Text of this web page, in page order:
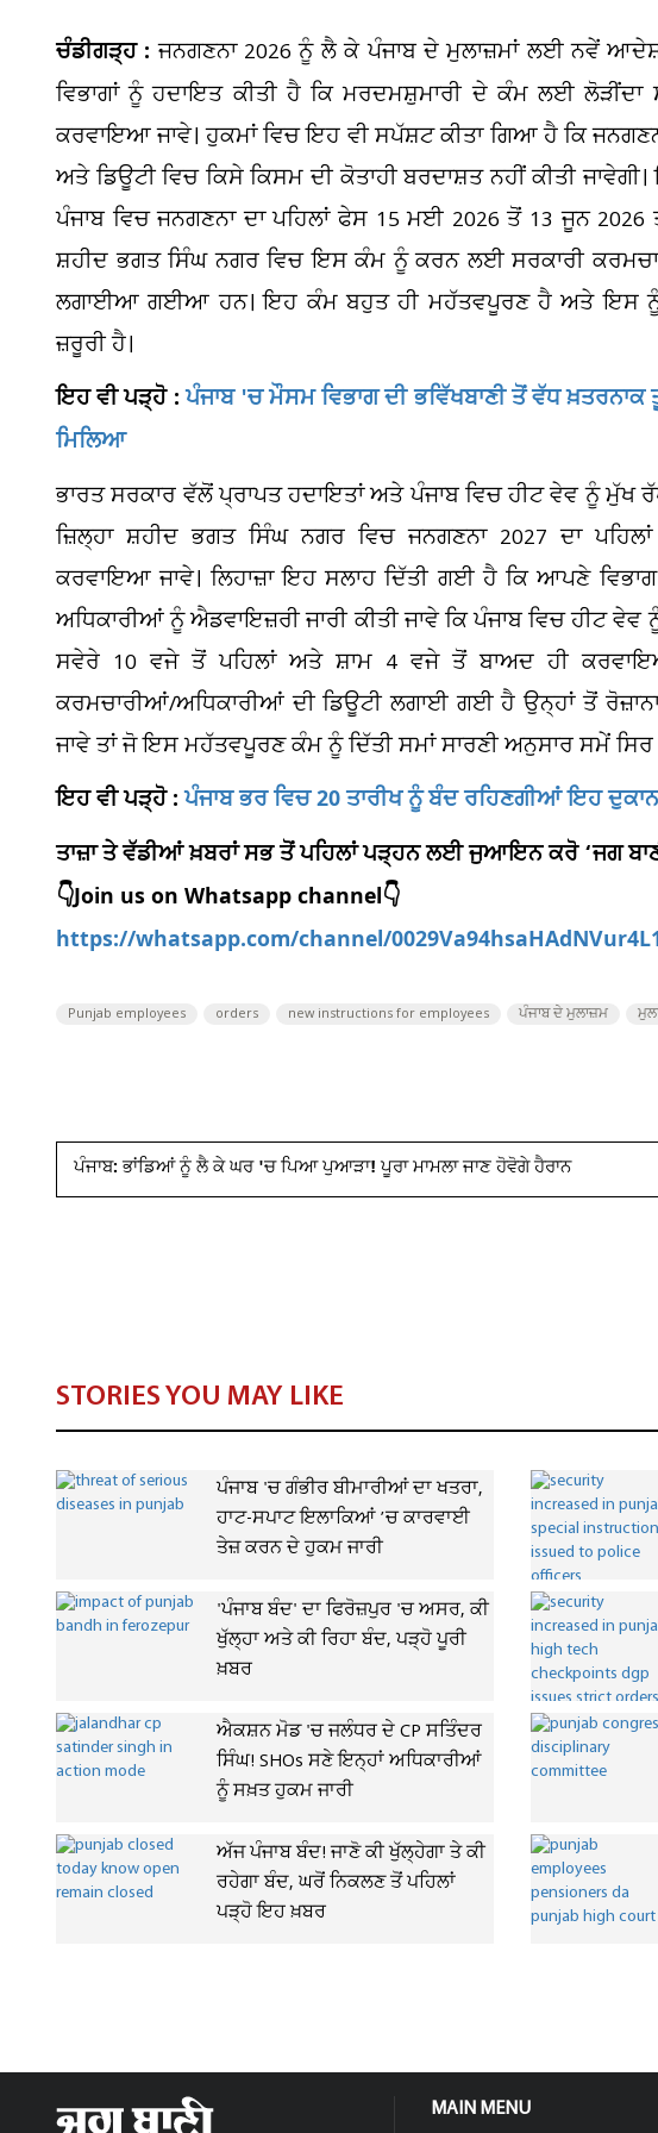
ਚੰਡੀਗੜ੍ਹ : ਜਨਗਣਨਾ 2026 ਨੂੰ ਲੈ ਕੇ ਪੰਜਾਬ ਦੇ ਮੁਲਾਜ਼ਮਾਂ ਲਈ ਨਵੇਂ
ਵਿਭਾਗਾਂ ਨੂੰ ਹਦਾਇਤ ਕੀਤੀ ਹੈ ਕਿ ਮਰਦਮਸ਼ੁਮਾਰੀ ਦੇ ਕੰਮ ਲਈ
ਕਰਵਾਇਆ ਜਾਵੇ। ਹੁਕਮਾਂ ਵਿਚ ਇਹ ਵੀ ਸਪੱਸ਼ਟ ਕੀਤਾ ਗਿਆ ਹੈ ਕਿ
ਅਤੇ ਡਿਊਟੀ ਵਿਚ ਕਿਸੇ ਕਿਸਮ ਦੀ ਕੋਤਾਹੀ ਬਰਦਾਸ਼ਤ ਨਹੀਂ ਕੀਤੀ
ਪੰਜਾਬ ਵਿਚ ਜਨਗਣਨਾ ਦਾ ਪਹਿਲਾਂ ਫੇਸ 15 ਮਈ 2026 ਤੋਂ 13 ਜੂਨ
ਸ਼ਹੀਦ ਭਗਤ ਸਿੰਘ ਨਗਰ ਵਿਚ ਇਸ ਕੰਮ ਨੂੰ ਕਰਨ ਲਈ ਸਰਕਾਰੀ
ਲਗਾਈਆ ਗਈਆ ਹਨ। ਇਹ ਕੰਮ ਬਹੁਤ ਹੀ ਮਹੱਤਵਪੂਰਣ ਹੈ ਅਤੇ ਇਸ ਨੂੰ
ਜ਼ਰੂਰੀ ਹੈ।
ਇਹ ਵੀ ਪੜ੍ਹੋ :ਪੰਜਾਬ 'ਚ ਮੌਸਮ ਵਿਭਾਗ ਦੀ ਭਵਿੱਖਬਾਣੀ ਤੋਂ ਵੱਧ
ਮਿਲਿਆ
ਭਾਰਤ ਸਰਕਾਰ ਵੱਲੋਂ ਪ੍ਰਾਪਤ ਹਦਾਇਤਾਂ ਅਤੇ ਪੰਜਾਬ ਵਿਚ ਹੀਟ ਵੇਵ ਨੂੰ ਮੁੱਖ
ਜ਼ਿਲ੍ਹਾ ਸ਼ਹੀਦ ਭਗਤ ਸਿੰਘ ਨਗਰ ਵਿਚ ਜਨਗਣਨਾ 2027 ਦਾ
ਕਰਵਾਇਆ ਜਾਵੇ। ਲਿਹਾਜ਼ਾ ਇਹ ਸਲਾਹ ਦਿੱਤੀ ਗਈ ਹੈ ਕਿ ਆਪਣੇ
ਅਧਿਕਾਰੀਆਂ ਨੂੰ ਐਡਵਾਇਜ਼ਰੀ ਜਾਰੀ ਕੀਤੀ ਜਾਵੇ ਕਿ ਪੰਜਾਬ ਵਿਚ ਹੀਟ
ਸਵੇਰੇ 10 ਵਜੇ ਤੋਂ ਪਹਿਲਾਂ ਅਤੇ ਸ਼ਾਮ 4 ਵਜੇ ਤੋਂ ਬਾਅਦ ਹੀ
ਕਰਮਚਾਰੀਆਂ/ਅਧਿਕਾਰੀਆਂ ਦੀ ਡਿਊਟੀ ਲਗਾਈ ਗਈ ਹੈ ਉਨ੍ਹਾਂ ਤੋਂ
ਜਾਵੇ ਤਾਂ ਜੋ ਇਸ ਮਹੱਤਵਪੂਰਣ ਕੰਮ ਨੂੰ ਦਿੱਤੀ ਸਮਾਂ ਸਾਰਣੀ ਅਨੁਸਾਰ ਸਮੇਂ
ਇਹ ਵੀ ਪੜ੍ਹੋ :ਪੰਜਾਬ ਭਰ ਵਿਚ 20 ਤਾਰੀਖ ਨੂੰ ਬੰਦ ਰਹਿਣਗੀਆਂ ਇਹ
ਤਾਜ਼ਾ ਤੇ ਵੱਡੀਆਂ ਖ਼ਬਰਾਂ ਸਭ ਤੋਂ ਪਹਿਲਾਂ ਪੜ੍ਹਨ ਲਈ ਜੁਆਇਨ ਕਰੋ ‘ਜਗ
👇Join us on Whatsapp channel👇
https://whatsapp.com/channel/
Punjab employees orders new instructions for employees ਪੰਜਾਬ ਦੇ ਮੁਲਾਜ਼ਮ
ਪੰਜਾਬ: ਭਾਂਡਿਆਂ ਨੂੰ ਲੈ ਕੇ ਘਰ 'ਚ ਪਿਆ ਪੁਆੜਾ! ਪੂਰਾ ਮਾਮਲਾ ਜਾਣ ਹੋਵੋਗੇ ਹੈਰਾਨ
STORIES YOU MAY LIKE
ਪੰਜਾਬ 'ਚ ਗੰਭੀਰ ਬੀਮਾਰੀਆਂ ਦਾ ਖਤਰਾ,
ਹਾਟ-ਸਪਾਟ ਇਲਾਕਿਆਂ ’ਚ ਕਾਰਵਾਈ
ਤੇਜ਼ ਕਰਨ ਦੇ ਹੁਕਮ ਜਾਰੀ
'ਪੰਜਾਬ ਬੰਦ' ਦਾ ਫਿਰੋਜ਼ਪੁਰ 'ਚ ਅਸਰ, ਕੀ
ਖੁੱਲ੍ਹਾ ਅਤੇ ਕੀ ਰਿਹਾ ਬੰਦ, ਪੜ੍ਹੋ ਪੂਰੀ
ਖ਼ਬਰ
ਐਕਸ਼ਨ ਮੋਡ 'ਚ ਜਲੰਧਰ ਦੇ CP ਸਤਿੰਦਰ
ਸਿੰਘ! SHOs ਸਣੇ ਇਨ੍ਹਾਂ ਅਧਿਕਾਰੀਆਂ
ਨੂੰ ਸਖ਼ਤ ਹੁਕਮ ਜਾਰੀ
ਅੱਜ ਪੰਜਾਬ ਬੰਦ! ਜਾਣੋ ਕੀ ਖੁੱਲ੍ਹੇਗਾ ਤੇ ਕੀ
ਰਹੇਗਾ ਬੰਦ, ਘਰੋਂ ਨਿਕਲਣ ਤੋਂ ਪਹਿਲਾਂ
ਪੜ੍ਹੋ ਇਹ ਖ਼ਬਰ
ਇਮਰਾਨ
MAIN MENU